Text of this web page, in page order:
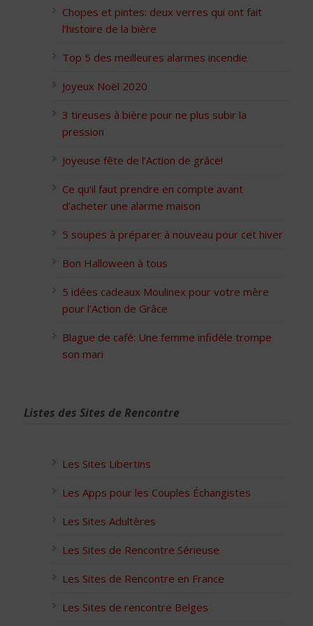
Chopes et pintes: deux verres qui ont fait
l’histoire de la bière
Top 5 des meilleures alarmes incendie
Joyeux Noël 2020
3 tireuses à bière pour ne plus subir la
pression
Joyeuse fête de l’Action de grâce!
Ce qu’il faut prendre en compte avant
d’acheter une alarme maison
5 soupes à préparer à nouveau pour cet hiver
Bon Halloween à tous
5 idées cadeaux Moulinex pour votre mère
pour l’Action de Grâce
Blague de café: Une femme infidèle trompe
son mari
Listes des Sites de Rencontre
Les Sites Libertins
Les Apps pour les Couples Échangistes
Les Sites Adultères
Les Sites de Rencontre Sérieuse
Les Sites de Rencontre en France
Les Sites de rencontre Belges